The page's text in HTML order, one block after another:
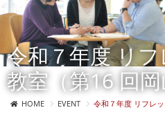
令和７年度 リ
教室（第16 回岡
HOME EVENT 令和７年度 リフレ